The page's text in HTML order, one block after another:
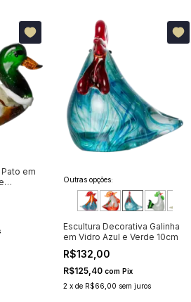
em
Outras opções:
Escultura Decorativa Galinha
em Vidro Azul e Verde 10cm
R$132,00
R$125,40 com Pix
2 x de R$66,00 sem juros